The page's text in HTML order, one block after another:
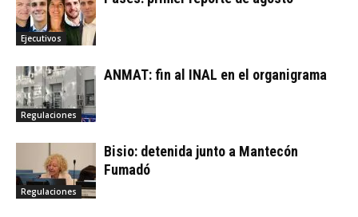
Ejecutivos
Regulaciones
ANMAT: fin al INAL en el organigrama
Regulaciones
Bisio: detenida junto a Mantecón
Fumadó